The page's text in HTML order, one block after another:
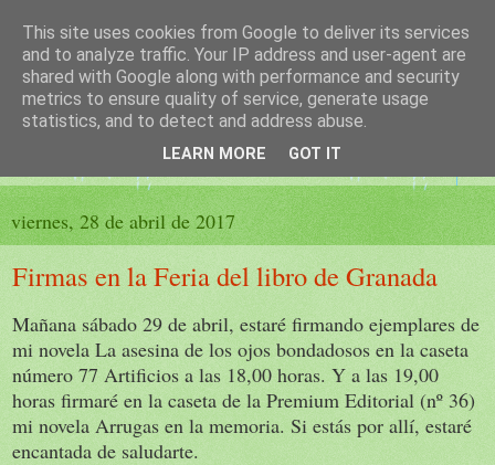
El sueño de las palabras
PÁGINA LITERARIA DE FELISA MORENO
viernes, 28 de abril de 2017
Firmas en la Feria del libro de Granada
Mañana sábado 29 de abril, estaré firmando ejemplares de
mi novela La asesina de los ojos bondadosos en la caseta
número 77 Artificios a las 18,00 horas. Y a las 19,00
horas firmaré en la caseta de la Premium Editorial (nº 36)
mi novela Arrugas en la memoria. Si estás por allí, estaré
encantada de saludarte.
This site uses cookies from Google to deliver its services
and to analyze traffic. Your IP address and user-agent are
shared with Google along with performance and security
metrics to ensure quality of service, generate usage
statistics, and to detect and address abuse.
LEARN MORE GOT IT